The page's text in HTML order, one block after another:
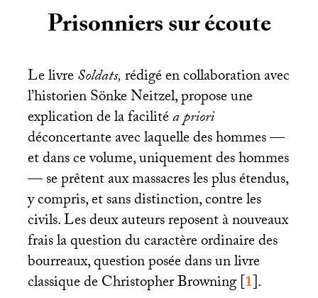
Prisonniers sur écoute
Le livreSoldats,rédigé en collaboration avec
l’historien Sönke Neitzel, propose une
explication de la facilitéa priori
déconcertante avec laquelle des hommes —
et dans ce volume, uniquement des hommes
— se prêtent aux massacres les plus étendus,
y compris, et sans distinction, contre les
civils. Les deux auteurs reposent à nouveaux
frais la question du caractère ordinaire des
bourreaux, question posée dans un livre
classique de Christopher Browning[1].